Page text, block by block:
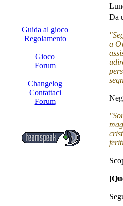
Guida al gioco
Regolamento
Gioco
Forum
Changelog
Contattaci
Forum
Da
a